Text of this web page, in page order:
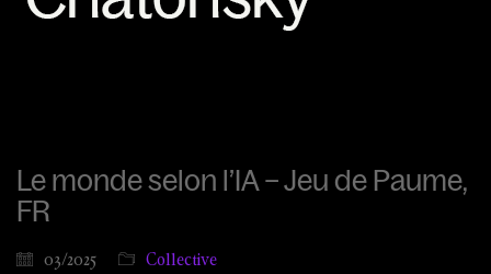
Le monde selon l’IA – Jeu de Paume,
FR
03/2025 Collective